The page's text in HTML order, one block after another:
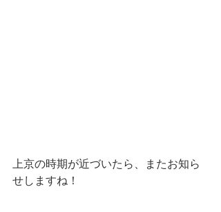
上京の時期が近づいたら、またお知ら
せしますね！